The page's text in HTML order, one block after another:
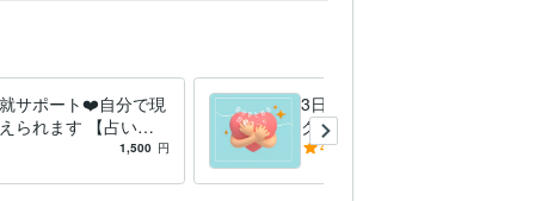
サポート❤️自分で現
られます 【占いジ
業＆復縁経験者がア
1,500 円
3日間【あなたに】自愛ワー
ク❤️してもらいます 自己肯
定感を高め、自分軸で願いを
4.0